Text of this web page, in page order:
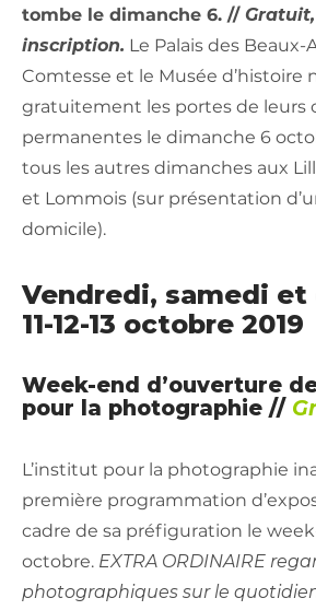
tombe le dimanche 6. //
inscription. Le Palais des Beaux-
Comtesse et le Musée d’histoire
gratuitement les portes de leurs
permanentes le dimanche 6
tous les autres dimanches aux
et Lommois (sur présentation
domicile).
Vendredi, samedi et
11-12-13 octobre 2019
Week-end d’ouverture
pour la photographie //
L’institut pour la photographie
première programmation
cadre de sa préfiguration le
octobre. EXTRA ORDINAIRE
photographiques sur le